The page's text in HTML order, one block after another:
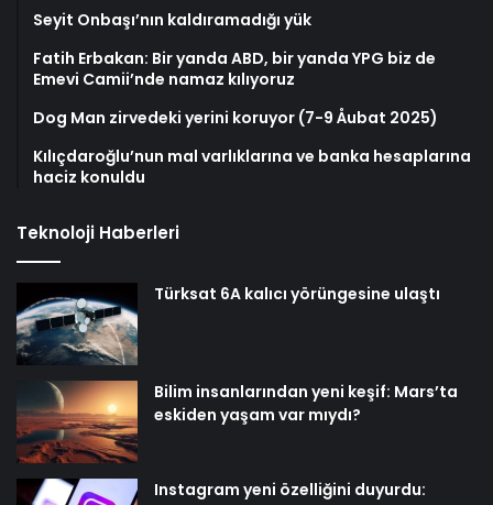
Seyit Onbaşı’nın kaldıramadığı yük
Fatih Erbakan: Bir yanda ABD, bir yanda YPG biz de
Emevi Camii’nde namaz kılıyoruz
Dog Man zirvedeki yerini koruyor (7-9 Åubat 2025)
Kılıçdaroğlu’nun mal varlıklarına ve banka hesaplarına
haciz konuldu
Teknoloji Haberleri
Türksat 6A kalıcı yörüngesine ulaştı
Bilim insanlarından yeni keşif: Mars’ta
eskiden yaşam var mıydı?
Instagram yeni özelliğini duyurdu: